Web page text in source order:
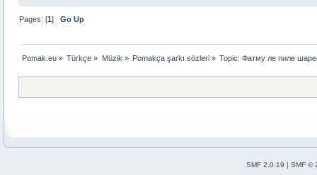
Pages: [1]Go Up
Pomak.eu » Türkçe » Müzik » Pomakça şarkı sözleri » Topic:Фатму ле пиле
SMF 2.0.19 | SMF ©